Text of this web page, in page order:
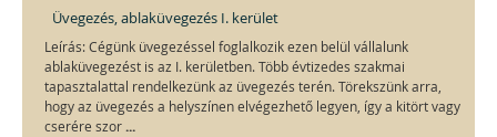
Üvegezés, ablaküvegezés I. kerület
Leírás: Cégünk üvegezéssel foglalkozik ezen belül vállalunk
ablaküvegezést is az I. kerületben. Több évtizedes szakmai
tapasztalattal rendelkezünk az üvegezés terén. Törekszünk arra,
hogy az üvegezés a helyszínen elvégezhető legyen, így a kitört vagy
cserére szor ...